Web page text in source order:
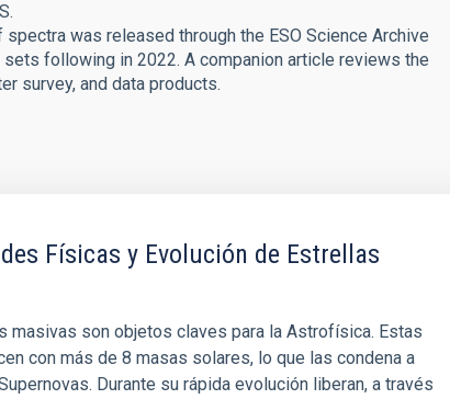
was released through the ESO Science Archive
following in 2022. A companion article reviews the
survey, and data products.
Físicas y Evolución de Estrellas
masivas son objetos claves para la Astrofísica. Estas
con más de 8 masas solares, lo que las condena a
Durante su rápida evolución liberan, a través